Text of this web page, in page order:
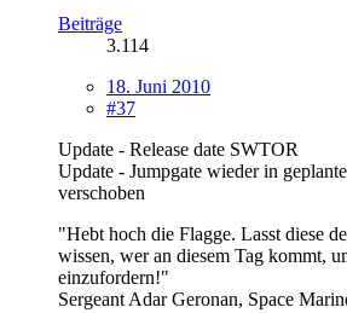
Beiträge
3.114
18. Juni 2010
#37
Update - Release date SWTOR
Update - Jumpgate wieder in
verschoben
"Hebt hoch die Flagge. Lasst diese
wissen, wer an diesem Tag kommt,
einzufordern!"
Sergeant Adar Geronan, Space